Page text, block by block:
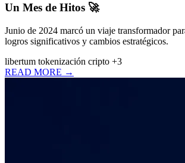
Un Mes de Hitos 🚀
Junio de 2024 marcó un viaje transformador
logros significativos y cambios estratégicos.
libertum tokenización cripto +3
READ MORE →